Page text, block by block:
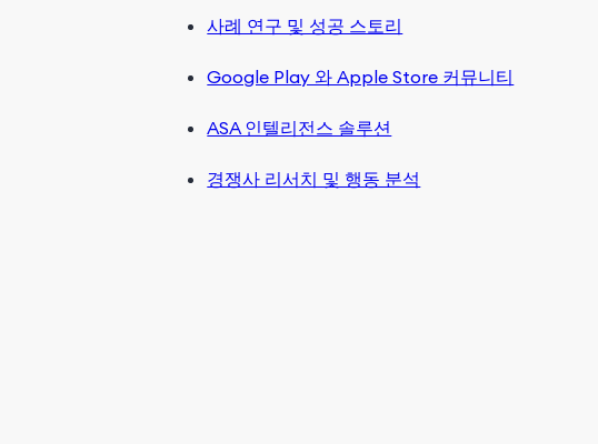
사례 연구 및 성공 스토리
Google Play 와 Apple Store 커뮤니티
ASA 인텔리전스 솔루션
경쟁사 리서치 및 행동 분석